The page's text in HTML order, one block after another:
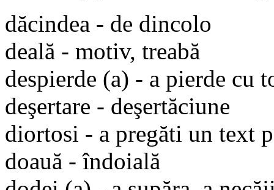
dăcindea - de dincolo
deală - motiv, treabă
despierde (a) - a pierde cu
deşertare - deşertăciune
diortosi - a pregăti un text
doauă - îndoială